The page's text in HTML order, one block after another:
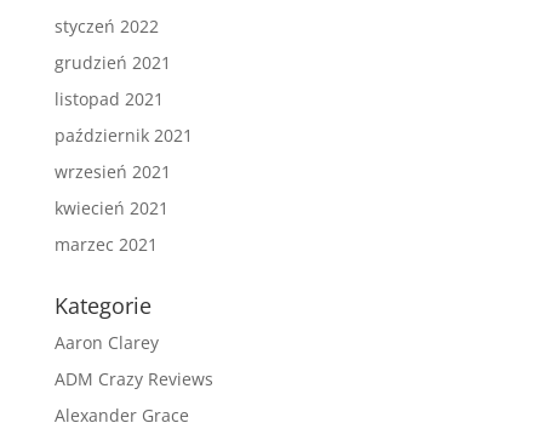
styczeń 2022
grudzień 2021
listopad 2021
październik 2021
wrzesień 2021
kwiecień 2021
marzec 2021
Kategorie
Aaron Clarey
ADM Crazy Reviews
Alexander Grace